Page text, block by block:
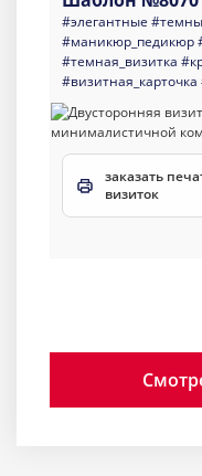
#элегантные
#маникюр_педикюр
#темная_визитка
#визитная_карточка
заказать
визиток